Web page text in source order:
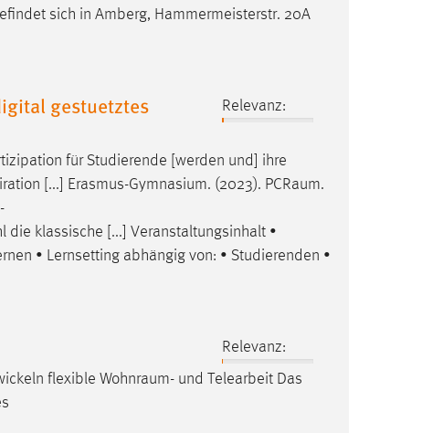
sich in Amberg, Hammermeisterstr. 20A
gestuetztes
Relevanz:
für Studierende [werden und] ihre
[...] Erasmus-Gymnasium. (2023). PCRaum.
die klassische [...] Veranstaltungsinhalt •
• Lernsetting abhängig von: • Studierenden •
Relevanz:
flexible Wohnraum- und Telearbeit Das